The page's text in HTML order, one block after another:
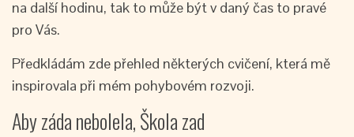
na další hodinu, tak to může být v daný čas to pravé
pro Vás.
Předkládám zde přehled některých cvičení, která mě
inspirovala při mém pohybovém rozvoji.
Aby záda nebolela, Škola zad